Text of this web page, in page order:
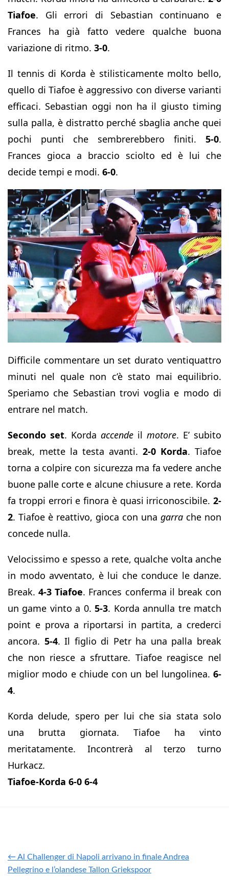
Tiafoe. Gli errori di Sebastian continuano e
Frances ha già fatto vedere qualche buona
variazione di ritmo. 3-0.
Il tennis di Korda è stilisticamente molto bello,
quello di Tiafoe è aggressivo con diverse varianti
efficaci. Sebastian oggi non ha il giusto timing
sulla palla, è distratto perché sbaglia anche quei
pochi punti che sembrerebbero finiti. 5-0.
Frances gioca a braccio sciolto ed è lui che
decide tempi e modi. 6-0.
Difficile commentare un set durato ventiquattro
minuti nel quale non c’è stato mai equilibrio.
Speriamo che Sebastian trovi voglia e modo di
entrare nel match.
Secondo set. Korda accende il motore. E’ subito
break, mette la testa avanti. 2-0 Korda. Tiafoe
torna a colpire con sicurezza ma fa vedere anche
buone palle corte e alcune chiusure a rete. Korda
fa troppi errori e finora è quasi irriconoscibile. 2-
2. Tiafoe è reattivo, gioca con una garra che non
concede nulla.
Velocissimo e spesso a rete, qualche volta anche
in modo avventato, è lui che conduce le danze.
Break.4-3 Tiafoe. Frances conferma il break con
un game vinto a 0.5-3. Korda annulla tre match
point e prova a riportarsi in partita, a crederci
ancora. 5-4. Il figlio di Petr ha una palla break
che non riesce a sfruttare. Tiafoe reagisce nel
miglior modo e chiude con un bel lungolinea. 6-
4.
Korda delude, spero per lui che sia stata solo
una brutta giornata. Tiafoe ha vinto
meritatamente. Incontrerà al terzo turno
Hurkacz.
Tiafoe-Korda 6-0 6-4
← Al Challenger di Napoli arrivano in finale Andrea
Pellegrino e l’olandese Tallon Griekspoor